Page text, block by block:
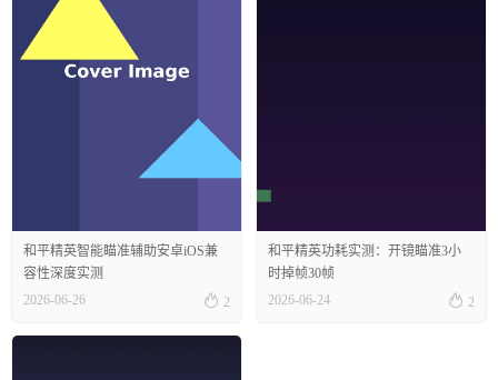
和平精英智能瞄准辅助安卓iOS兼
容性深度实测
2026-06-26
 2
和平精英功耗实测：开镜瞄准3小
时掉帧30帧
2026-06-24
 2